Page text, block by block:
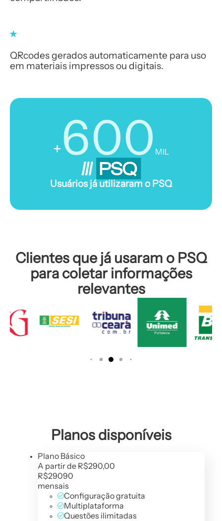
QRcodes gerados automaticamente para uso
em materiais impressos ou digitais.
+600 MIL
Usuários já utilizaram o PSQ
Clientes que já usaram o PSQ
para coletar informações
relevantes
Planos disponíveis
Plano Básico
A partir de R$290,00
R$29090
mensais
Configuração gratuita
Multiplataforma
Questões ilimitadas